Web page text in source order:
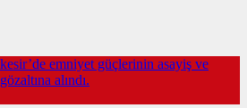
emniyet güçlerinin asayiş ve
alındı.